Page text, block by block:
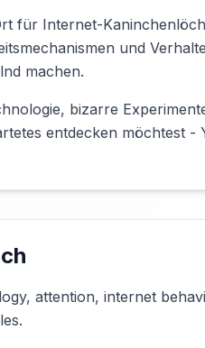
für Internet-
und
machen.
bizarre
entdecken möchtest -
attention, internet